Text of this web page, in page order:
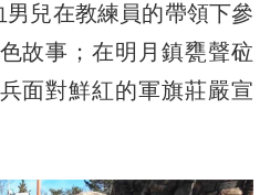
男兒在教練員的帶領下參
故事；在明月鎮甕聲砬
面對鮮紅的軍旗莊嚴宣